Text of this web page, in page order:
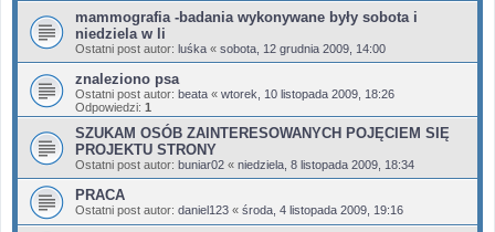
mammografia -badania wykonywane były sobota i
niedziela w li
Ostatni post autor: luśka « sobota, 12 grudnia 2009, 14:00
znaleziono psa
Ostatni post autor: beata « wtorek, 10 listopada 2009, 18:26
Odpowiedzi: 1
SZUKAM OSÓB ZAINTERESOWANYCH POJĘCIEM SIĘ
PROJEKTU STRONY
Ostatni post autor: buniar02 « niedziela, 8 listopada 2009, 18:34
PRACA
Ostatni post autor: daniel123 « środa, 4 listopada 2009, 19:16